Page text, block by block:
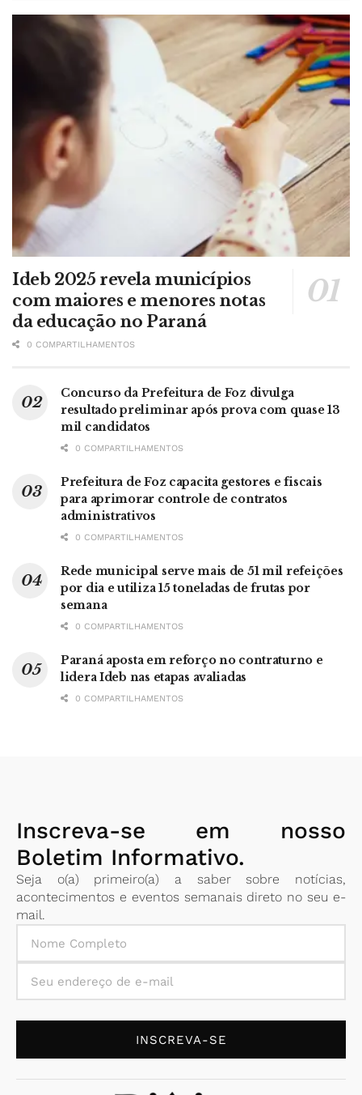
Ideb 2025 revela municípios
com maiores e menores notas
da educação no Paraná
0 COMPARTILHAMENTOS
Concurso da Prefeitura de Foz divulga
resultado preliminar após prova com quase 13
mil candidatos
0 COMPARTILHAMENTOS
Prefeitura de Foz capacita gestores e fiscais
para aprimorar controle de contratos
administrativos
0 COMPARTILHAMENTOS
Rede municipal serve mais de 51 mil refeições
por dia e utiliza 15 toneladas de frutas por
semana
0 COMPARTILHAMENTOS
Paraná aposta em reforço no contraturno e
lidera Ideb nas etapas avaliadas
0 COMPARTILHAMENTOS
Inscreva-se em nosso
Boletim Informativo.
Seja o(a) primeiro(a) a saber sobre notícias,
acontecimentos e eventos semanais direto no seu e-
mail.
INSCREVA-SE